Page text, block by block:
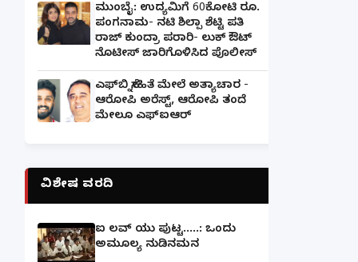
ಮುಂಬೈ: ಉದ್ಯಮಿಗೆ 60ಕೋಟಿ ರೂ.
ಪಂಗನಾಮ- ನಟಿ ಶಿಲ್ಪಾ ಶೆಟ್ಟಿ ಪತಿ
ರಾಜ್ ಕುಂದ್ರಾ ಪರಾರಿ- ಲುಕ್ ಔಟ್
ನೊಟೀಸ್ ಜಾರಿಗೊಳಿಸಿದ ಪೊಲೀಸ್
ಎಫ್‌ಬಿ ಸ್ನೇಹಿತೆ ಮೇಲೆ ಅತ್ಯಾಚಾರ -
ಆರೋಪಿ ಅರೆಸ್ಟ್, ಆರೋಪಿ ತಂದೆ
ಮೇಲೂ ಎಫ್ಐಆರ್
ವಿಶೇಷ ವರದಿ
ಐ ಲವ್ ಯು ಪುಟ್ಟ.....: ಒಂದು
ಅಮೂಲ್ಯ ನುಡಿನಮನ